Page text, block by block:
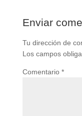
Enviar
Tu dirección de
Los campos
Comentario *